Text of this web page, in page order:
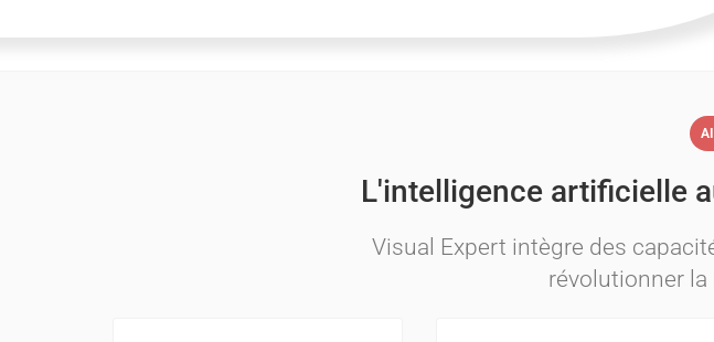
L'intelligence artificielle
Visual Expert intègre des
révolutionner